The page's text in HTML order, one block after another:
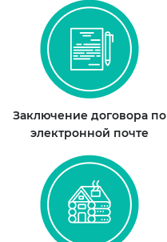
Заключение договора по
электронной почте